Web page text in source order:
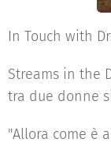
In Touch with
Streams in the
tra due donne
"Allora come è